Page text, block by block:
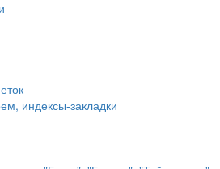
индексы-закладки